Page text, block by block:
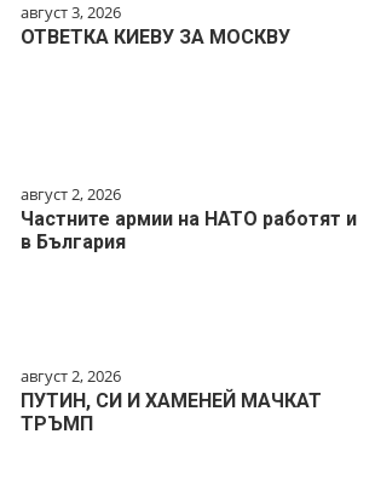
август 3, 2026
ОТВЕТКА КИЕВУ ЗА МОСКВУ
август 2, 2026
Частните армии на НАТО работят и
в България
август 2, 2026
ПУТИН, СИ И ХАМЕНЕЙ МАЧКАТ
ТРЪМП